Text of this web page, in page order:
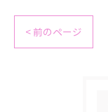
< 前のページ